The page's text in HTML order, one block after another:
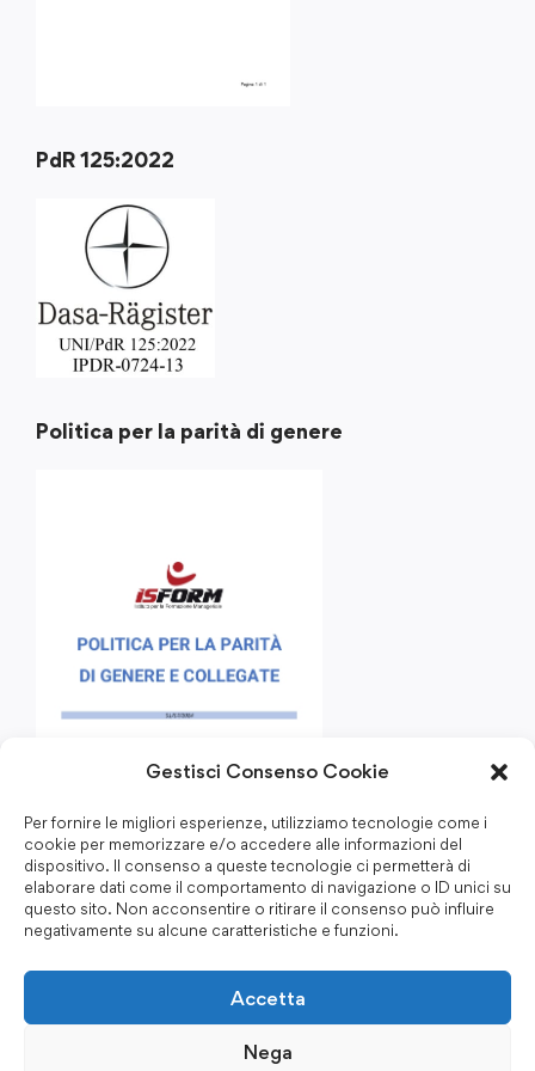
Gestisci Consenso Cookie
Per fornire le migliori esperienze, utilizziamo tecnologie come i
cookie per memorizzare e/o accedere alle informazioni del
dispositivo. Il consenso a queste tecnologie ci permetterà di
elaborare dati come il comportamento di navigazione o ID unici su
questo sito. Non acconsentire o ritirare il consenso può influire
negativamente su alcune caratteristiche e funzioni.
Accetta
Nega
PdR 125:2022
Politica per la parità di genere